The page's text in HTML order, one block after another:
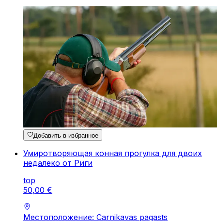
Добавить в избранное
Умиротворяющая конная прогулка для двоих
недалеко от Риги
top
50,00 €
Местоположение: Carnikavas pagasts